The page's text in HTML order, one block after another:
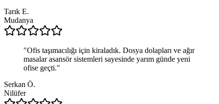
Tarık E.
Mudanya
"Ofis taşımacılığı için kiraladık. Dosya dolapları ve ağır
masalar asansör sistemleri sayesinde yarım günde yeni
ofise geçti."
Serkan Ö.
Nilüfer